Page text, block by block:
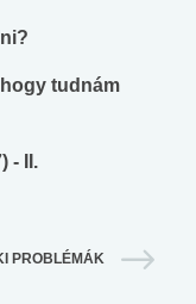
tudnám
- II.
PROBLÉMÁK